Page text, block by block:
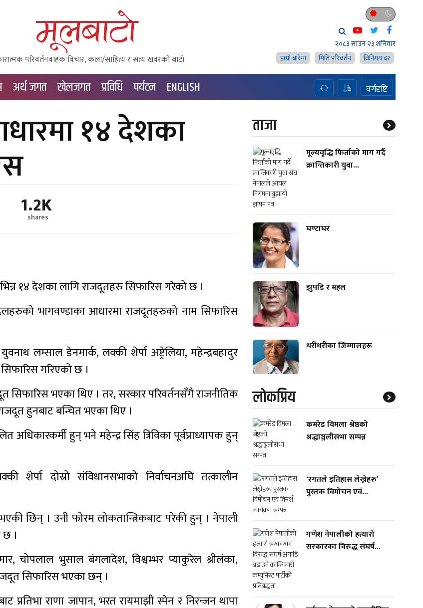
परिवर्तनवाहक विचार, कला/साहित्य र सत्य खवरको बाटाे
२०८३ साउन २३ शनिवार
हाम्राे बारेमा
मिति परिवर्तन विनिमय दर
अर्थ जगत खेलजगत प्रविधि पर्यटन ENGLISH वर्गदृष्टि
१४ देशका
1.2K
shares
१४ देशका लागि राजदूतहरु सिफारिस गरेको छ ।
भागवण्डाका आधारमा राजदूतहरुको नाम सिफारिस
लम्साल डेनमार्क, लक्की शेर्पा अष्ट्रेलिया, महेन्द्रबहादुर
गरिएको छ ।
भएका थिए । तर, सरकार परिवर्तनसँगै राजनीतिक
हुनबाट बन्चित भएका थिए ।
हुन् भने महेन्द्र सिंह त्रिविका पूर्वप्राध्यापक हुन्
दोस्रो संविधानसभाको निर्वाचनअघि तत्कालीन
छिन् । उनी फोरम लोकतान्त्रिकबाट परेकी हुन् । नेपाली
।
चोपलाल भुसाल बंगलादेश, विश्वम्भर प्याकुरेल श्रीलंका,
सिफारिस भएका छन् ।
प्रतिभा राणा जापान, भरत रायमाझी स्पेन र निरन्जन थापा
ताजा
मूल्यवृद्धि फिर्ताको माग गर्दै
क्रान्तिकारी युवा...
घण्टाघर
झुपडि र महल
थरीथरीका जिम्मालहरू
लाेकप्रिय
कमरेड विमला श्रेष्ठको
श्रद्धाञ्जलीसभा सम्पन्न
‘रगतले इतिहास लेख्नेहरू’
पुस्तक विमोचन एवं...
गणेश नेपालीको हत्यारो
सरकारका विरुद्ध संघर्ष...